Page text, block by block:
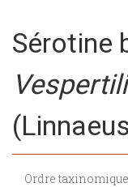
Sérotine
Ordre